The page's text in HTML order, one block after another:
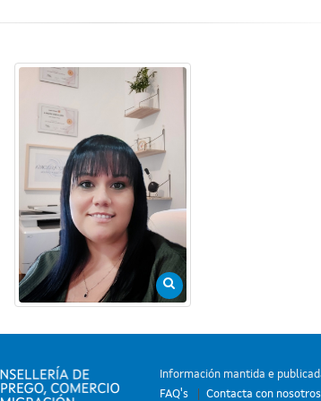
Información mantida e
FAQ's
Contacta con